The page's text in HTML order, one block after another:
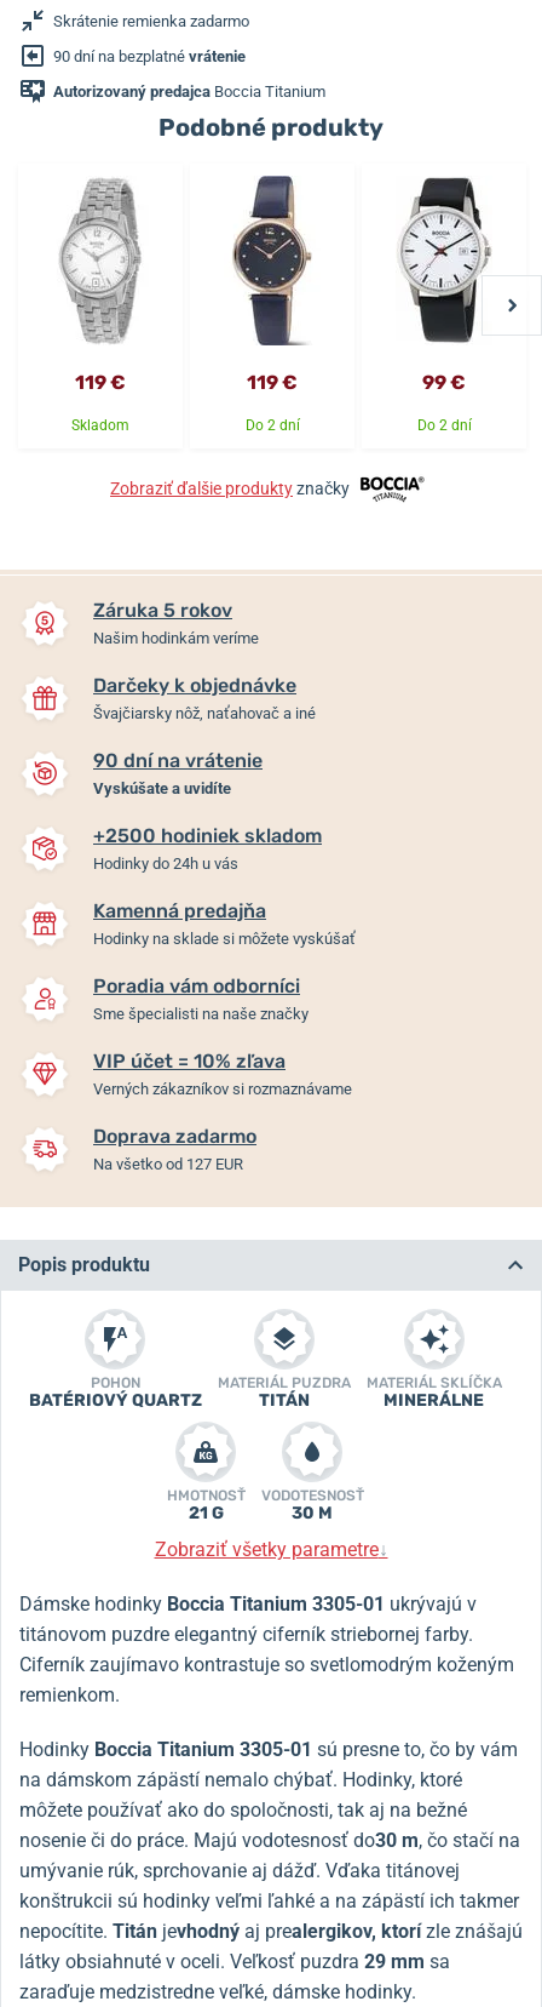
Skrátenie remienka zadarmo
90 dní na bezplatné vrátenie
Autorizovaný predajca Boccia Titanium
Podobné produkty
119 €
Skladom
119 €
Do 2 dní
99 €
Do 2 dní
Zobraziť ďalšie produktyznačky
Záruka 5 rokov
Našim hodinkám veríme
Darčeky k objednávke
Švajčiarsky nôž, naťahovač a iné
90 dní na vrátenie
Vyskúšate a uvidíte
+2500 hodiniek skladom
Hodinky do 24h u vás
Kamenná predajňa
Hodinky na sklade si môžete vyskúšať
Poradia vám odborníci
Sme špecialisti na naše značky
VIP účet = 10% zľava
Verných zákazníkov si rozmaznávame
Doprava zadarmo
Na všetko od 127 EUR
Popis produktu
POHON
BATÉRIOVÝ QUARTZ
MATERIÁL PUZDRA
TITÁN
MATERIÁL SKLÍČKA
MINERÁLNE
HMOTNOSŤ
21 G
VODOTESNOSŤ
30 M
Zobraziť všetky parametre↓
Dámske hodinky Boccia Titanium 3305-01 ukrývajú v
titánovom puzdre elegantný ciferník striebornej farby.
Ciferník zaujímavo kontrastuje so svetlomodrým koženým
remienkom.
Hodinky Boccia Titanium 3305-01 sú presne to, čo by vám
na dámskom zápästí nemalo chýbať. Hodinky, ktoré
môžete používať ako do spoločnosti, tak aj na bežné
nosenie či do práce. Majú vodotesnosť do30 m, čo stačí na
umývanie rúk, sprchovanie aj dážď. Vďaka titánovej
konštrukcii sú hodinky veľmi ľahké a na zápästí ich takmer
nepocítite. Titán jevhodný aj prealergikov, ktorízle znášajú
látky obsiahnuté v oceli. Veľkosť puzdra 29 mm sa
zaraďuje medzistredne veľké, dámske hodinky.